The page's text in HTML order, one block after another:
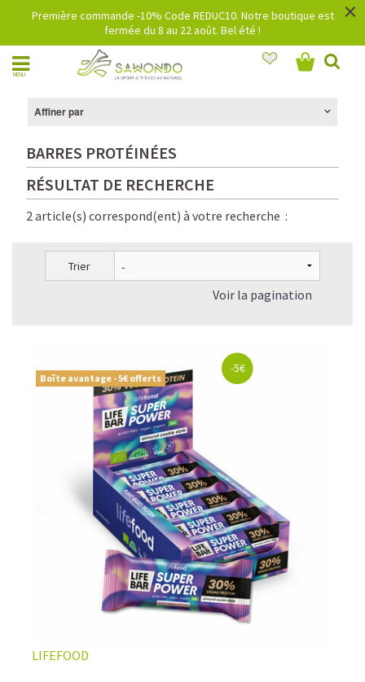
Première commande -10% Code REDUC10. Notre boutique est
fermée du 8 au 22 août. Bel été !
×
MENU
Affiner par
BARRES PROTÉINÉES
RÉSULTAT DE RECHERCHE
2 article(s) correspond(ent) à votre recherche :
Trier
Voir la pagination
Boîte avantage - 5€ offerts
-5€
LIFEFOOD